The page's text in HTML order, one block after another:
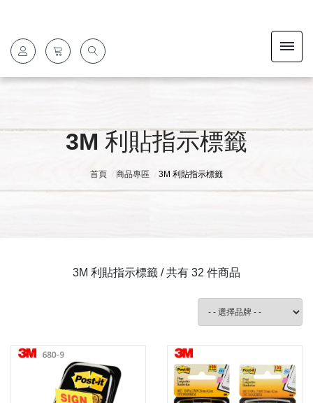
3M 利貼指示標籤
首頁 商品專區 3M 利貼指示標籤
3M 利貼指示標籤 / 共有 32 件商品